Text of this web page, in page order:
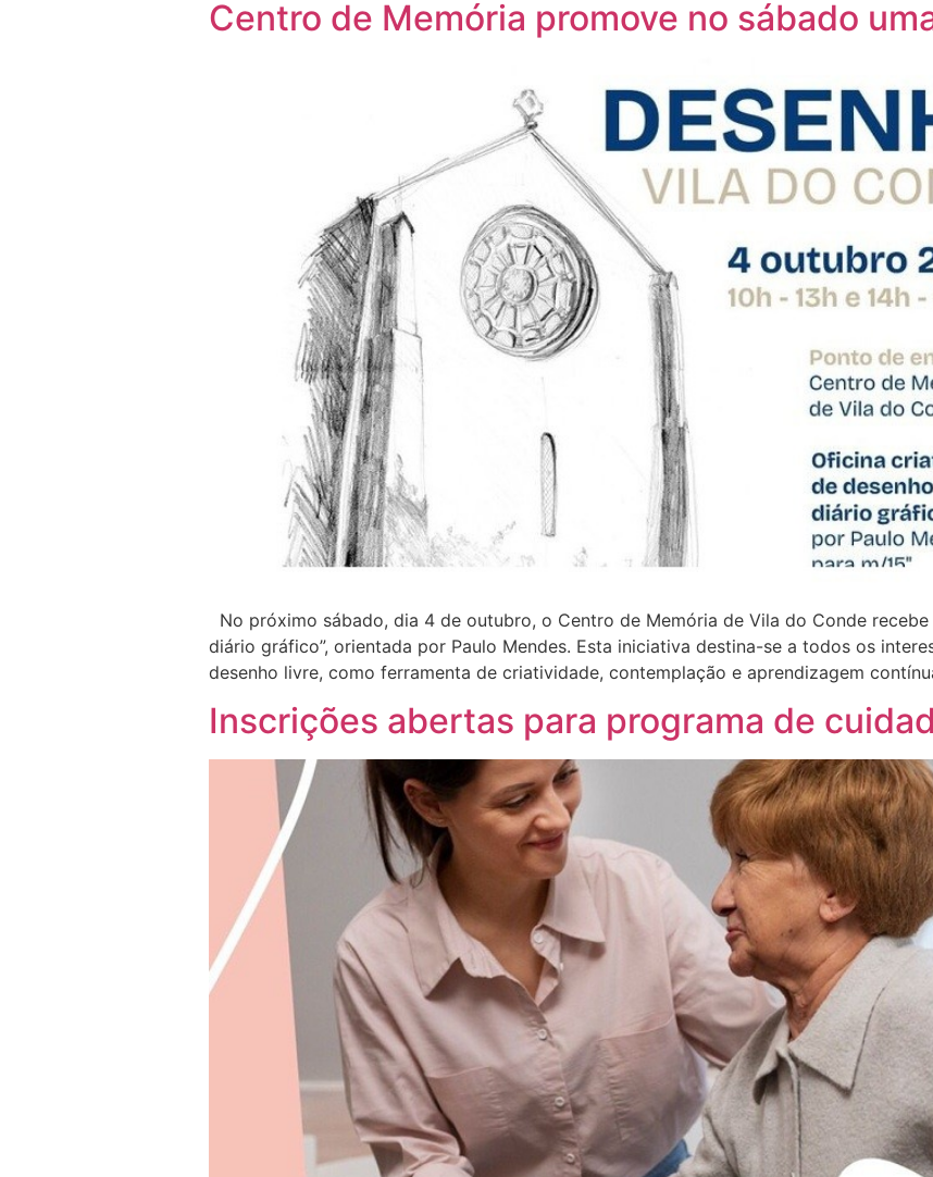
Centro de Memória promove no sábado
No próximo sábado, dia 4 de outubro, o Centro de Memória de Vila do Conde
diário gráfico”, orientada por Paulo Mendes. Esta iniciativa destina-se a todos os
desenho livre, como ferramenta de criatividade, contemplação e aprendizagem
Inscrições abertas para programa de